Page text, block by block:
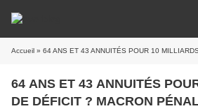
Accueil » 64 ANS ET 43 ANNUITÉS POUR 10 MILLIARDS DE DÉFICIT ? MACRON
64 ANS ET 43 ANNUITÉS
DE DÉFICIT ? MACRON